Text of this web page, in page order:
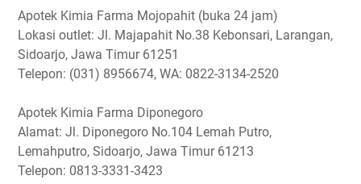
Apotek Kimia Farma Mojopahit (buka 24 jam)
Lokasi outlet: Jl. Majapahit No.38 Kebonsari, Larangan,
Sidoarjo, Jawa Timur 61251
Telepon: (031) 8956674, WA: 0822-3134-2520
Apotek Kimia Farma Diponegoro
Alamat: Jl. Diponegoro No.104 Lemah Putro,
Lemahputro, Sidoarjo, Jawa Timur 61213
Telepon: 0813-3331-3423